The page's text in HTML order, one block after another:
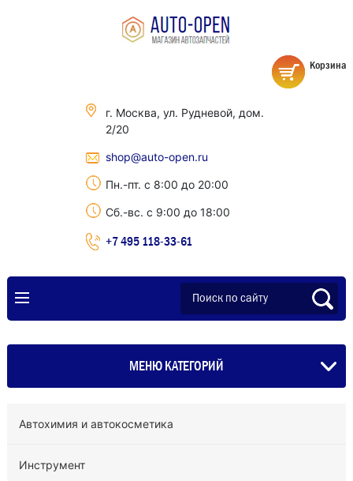
г. Москва, ул. Рудневой, дом.
2/20
shop@auto-open.ru
Пн.-пт. с 8:00 до 20:00
Сб.-вс. с 9:00 до 18:00
+7 495 118-33-61
Корзина
МЕНЮ КАТЕГОРИЙ
Автохимия и автокосметика
Инструмент